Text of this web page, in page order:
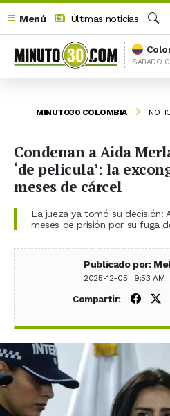
Menú
Últimas noticias
SÁBADO
MINUTO30 COLOMBIA
Condenan a Aida
‘de película’: la
meses de cárcel
La jueza ya tomó su decisión:
meses de prisión por su fuga
Publicado por:
2025-12-05 | 9:53 AM
Compartir: